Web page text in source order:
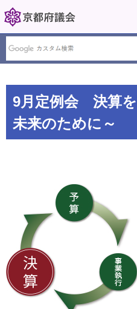
京都府議会
9月定例会 決算
未来のために～